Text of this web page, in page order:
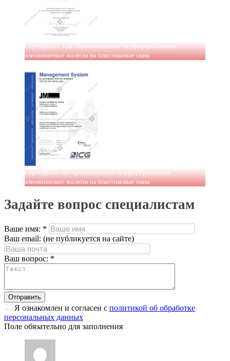
Сертификат 3 на горизонтальные перфорированные
алюминиевые жалюзи на пластиковые окна
Сертификат на горизонтальные перфорированные
алюминиевые жалюзи на пластиковые окна
Задайте вопрос специалистам
Ваше имя: *
Ваш email: (не публикуется на сайте)
Ваш вопрос: *
Я ознакомлен и согласен с политикой об обработке
персональных данных
Поле обязательно для заполнения